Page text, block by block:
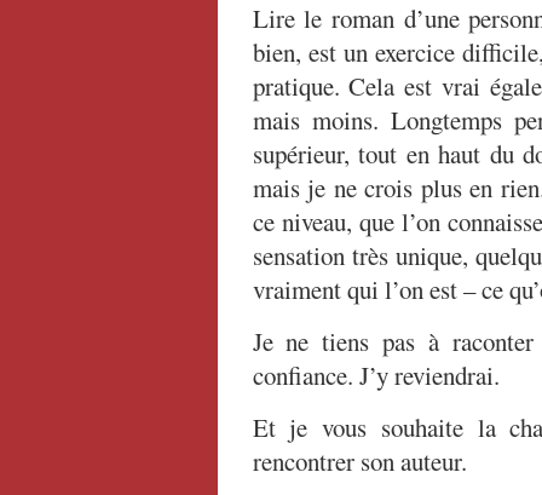
Lire le roman d’une
bien, est un exercice
pratique. Cela est vrai
mais moins. Longtemps
supérieur, tout en haut du
mais je ne crois plus en
ce niveau, que l’on
sensation très unique,
vraiment qui l’on est – ce
Je ne tiens pas à
confiance. J’y reviendrai.
Et je vous souhaite la
rencontrer son auteur.